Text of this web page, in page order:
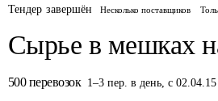
Тендер завершён Несколько поставщиков
Сырье в мешках
500 перевозок 1–3 пер. в день,с